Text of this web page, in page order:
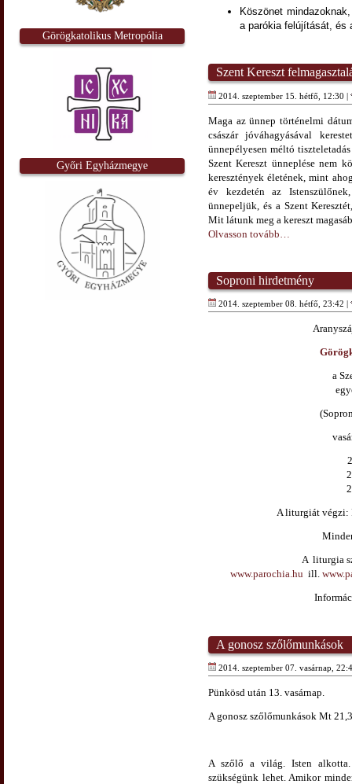
Görögkatolikus Metropólia
Győri Egyházmegye
Köszönet
a parókia felújítását, és
Szent Kereszt
2014. szeptember 15. hétfő, 12:30 |
Maga az ünnep történelmi
császár jóváhagyásával
ünnepélyesen méltó
Szent Kereszt ünneplése nem
keresztények életének, mint
év kezdetén az
ünnepeljük, és a Szent
Mit látunk meg a kereszt
Olvasson tovább…
Soproni hirdetmény
2014. szeptember 08. hétfő, 23:42 |
a
A liturgiát végzi:
A liturgia
www.parochia.hu ill.
A gonosz szőlőmunkások
2014. szeptember 07. vasárnap,
Pünkösd után 13. vasárnap.
A gonosz szőlőmunkások Mt
A szőlő a világ. Isten alkotta.
szükségünk lehet. Amikor